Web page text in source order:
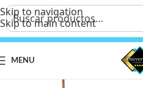
Skip to navigation
Skip to main content
MENU